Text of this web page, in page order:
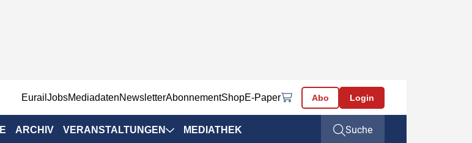
EurailJobsMediadatenNewsletterAbonnementShopE-Paper Abo Login
ARCHIV VERANSTALTUNGEN MEDIATHEK Suche